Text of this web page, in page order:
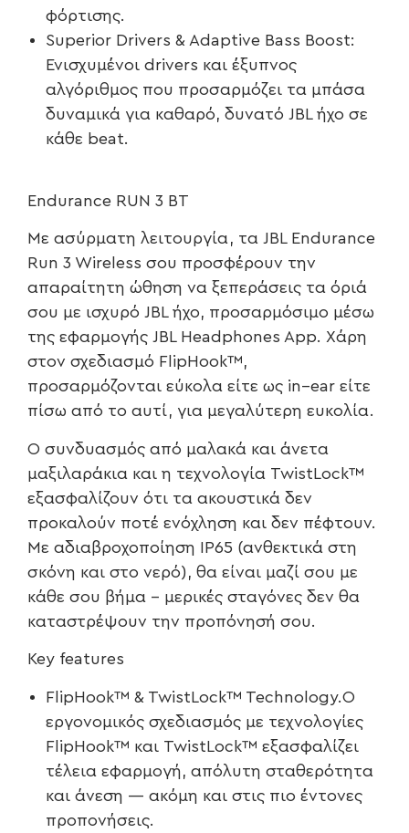
φόρτισης.
Superior Drivers & Adaptive Bass Boost:
Ενισχυμένοι drivers και έξυπνος
αλγόριθμος που προσαρμόζει τα μπάσα
δυναμικά για καθαρό, δυνατό JBL ήχο σε
κάθε beat.
Endurance RUN 3 ΒΤ
Με ασύρματη λειτουργία, τα JBL Endurance
Run 3 Wireless σου προσφέρουν την
απαραίτητη ώθηση να ξεπεράσεις τα όριά
σου με ισχυρό JBL ήχο, προσαρμόσιμο μέσω
της εφαρμογής JBL Headphones App. Χάρη
στον σχεδιασμό FlipHook™,
προσαρμόζονται εύκολα είτε ως in–ear είτε
πίσω από το αυτί, για μεγαλύτερη ευκολία.
Ο συνδυασμός από μαλακά και άνετα
μαξιλαράκια και η τεχνολογία TwistLock™
εξασφαλίζουν ότι τα ακουστικά δεν
προκαλούν ποτέ ενόχληση και δεν πέφτουν.
Με αδιαβροχοποίηση IP65 (ανθεκτικά στη
σκόνη και στο νερό), θα είναι μαζί σου με
κάθε σου βήμα – μερικές σταγόνες δεν θα
καταστρέψουν την προπόνησή σου.
Key features
FlipHook™ & TwistLock™ Technology.Ο
εργονομικός σχεδιασμός με τεχνολογίες
FlipHook™ και TwistLock™ εξασφαλίζει
τέλεια εφαρμογή, απόλυτη σταθερότητα
και άνεση — ακόμη και στις πιο έντονες
προπονήσεις.